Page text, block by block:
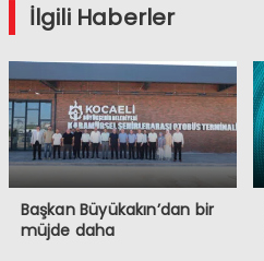
İlgili Haberler
Başkan Büyükakın’dan bir
müjde daha